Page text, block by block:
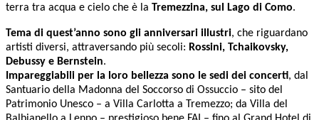
terra tra acqua e cielo che è la Tremezzina, sul Lago di Como.
Tema di quest’anno sono gli anniversari illustri, che riguardano
artisti diversi, attraversando più secoli: Rossini, Tchaikovsky,
Debussy e Bernstein.
Impareggiabili per la loro bellezza sono le sedi dei concerti, dal
Santuario della Madonna del Soccorso di Ossuccio – sito del
Patrimonio Unesco – a Villa Carlotta a Tremezzo; da Villa del